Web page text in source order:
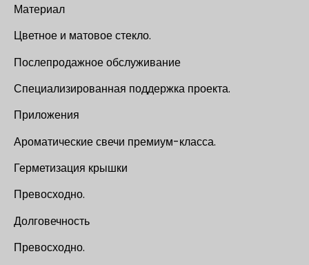
Материал
Цветное и матовое стекло.
Послепродажное обслуживание
Специализированная поддержка проекта.
Приложения
Ароматические свечи премиум-класса.
Герметизация крышки
Превосходно.
Долговечность
Превосходно.